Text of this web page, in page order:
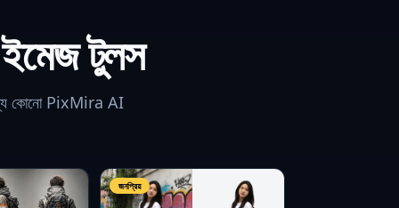
টুলস
অন্য কোনো PixMira AI
জনপ্রিয়